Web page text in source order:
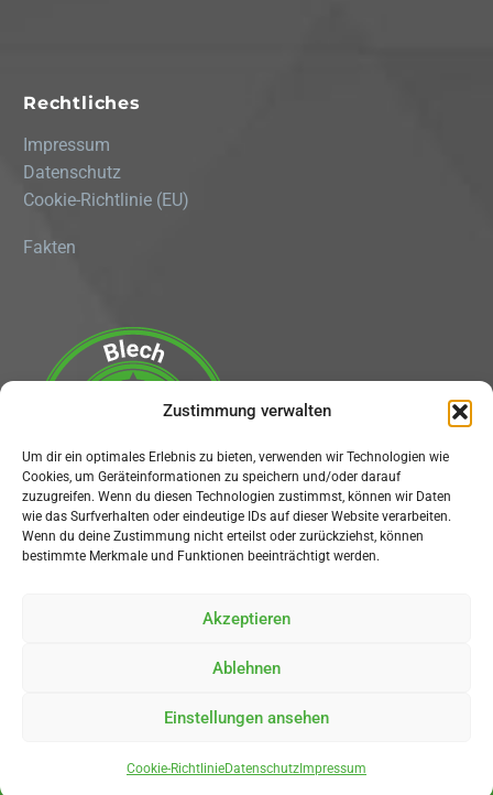
Zustimmung verwalten
Um dir ein optimales Erlebnis zu bieten, verwenden wir Technologien wie
Cookies, um Geräteinformationen zu speichern und/oder darauf
zuzugreifen. Wenn du diesen Technologien zustimmst, können wir Daten
wie das Surfverhalten oder eindeutige IDs auf dieser Website verarbeiten.
Wenn du deine Zustimmung nicht erteilst oder zurückziehst, können
bestimmte Merkmale und Funktionen beeinträchtigt werden.
Akzeptieren
Ablehnen
Einstellungen ansehen
Cookie-RichtlinieDatenschutz Impressum
Rechtliches
Impressum
Datenschutz
Cookie-Richtlinie (EU)
Fakten
© Wißmann Dellentechnik